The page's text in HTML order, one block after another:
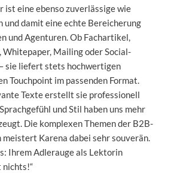
ist eine ebenso zuverlässige wie
und damit eine echte Bereicherung
und Agenturen. Ob Fachartikel,
Whitepaper, Mailing oder Social-
sie liefert stets hochwertigen
Touchpoint im passenden Format.
Texte erstellt sie professionell
und Stil haben uns mehr
Die komplexen Themen der B2B-
Karena dabei sehr souverän.
Ihrem Adlerauge als Lektorin